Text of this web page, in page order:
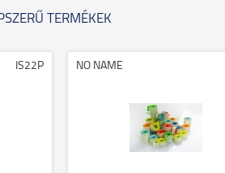
TERMÉKEK
IS22P NO NAME